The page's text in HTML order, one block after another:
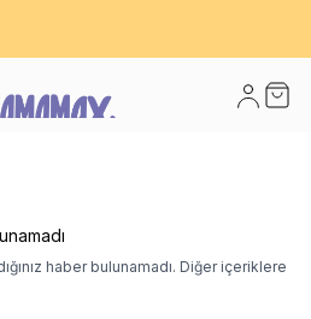
Hesabım
haber bulunamadı. Diğer içeriklere